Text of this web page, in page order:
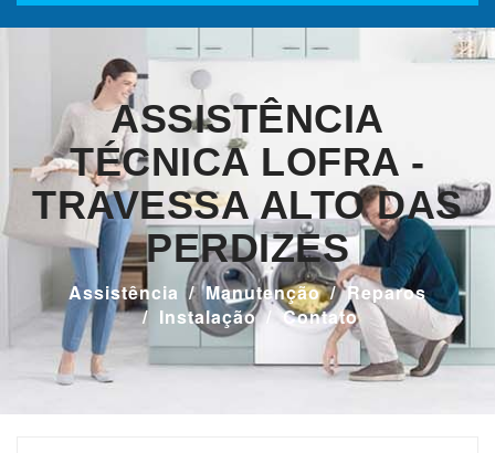
ASSISTÊNCIA
TÉCNICA LOFRA -
TRAVESSA ALTO DAS
PERDIZES
Assistência Manutenção
Reparos
Instalação
Contato